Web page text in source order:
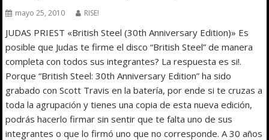
mayo 25, 2010 RISE!
JUDAS PRIEST «British Steel (30th Anniversary Edition)» Es
posible que Judas te firme el disco “British Steel” de manera
completa con todos sus integrantes? La respuesta es si!.
Porque “British Steel: 30th Anniversary Edition” ha sido
grabado con Scott Travis en la batería, por ende si te cruzas a
toda la agrupación y tienes una copia de esta nueva edición,
podrás hacerlo firmar sin sentir que te falta uno de sus
integrantes o que lo firmó uno que no corresponde. A 30 años